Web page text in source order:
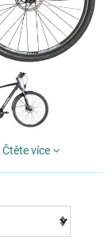
Čtěte více